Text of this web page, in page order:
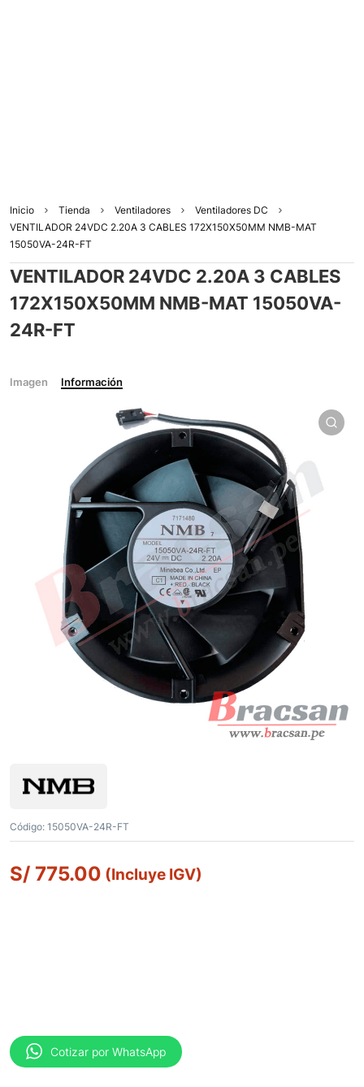
Inicio Tienda Ventiladores
Ventiladores DC
VENTILADOR 24VDC 2.20A 3 CABLES 172X150X50MM NMB-MAT
15050VA-24R-FT
VENTILADOR 24VDC 2.20A 3 CABLES
172X150X50MM NMB-MAT 15050VA-
24R-FT
Imagen Información
Código: 15050VA-24R-FT
S/ 775.00 (Incluye IGV)
Cotizar por WhatsApp